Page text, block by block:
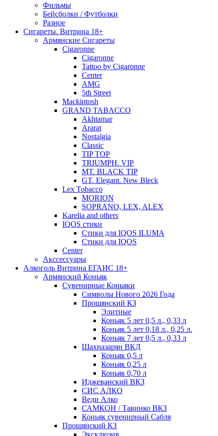
Фильмы
Бейсболки / Футболки
Разное
Сигареты. Витрина 18+
Армянские Сигареты
Cigaronne
Cigaronne
Tattoo by Cigaronne
Center
AMG
5th Street
Mackintosh
GRAND TABACCO
Akhtamar
Ararat
Nostalgia
Classic
TIP TOP
TRIUMPH. VIP
MT. BLACK TIP
GT. Elegant. New Bleck
Lex Tobacco
MORION
SOPRANO, LEX, ALEX
Karelia and others
IQOS стики
Стики для IQOS ILUMA
Стики для IQOS
Сenter
Акссессуары
Алкоголь Витрина ЕГАИС 18+
Армянский Коньяк
Сувенирные Коньяки
Символы Нового 2026 Года
Прошянский КЗ
Элитные
Коньяк 5 лет 0,5 л., 0,33 л
Коньяк 5 лет 0,18 л., 0,25 л.
Коньяк 7 лет 0,5 л., 0,33 л
Шахназарян ВКД
Коньяк 0,5 л
Коньяк 0,25 л
Коньяк 0,70 л
Иджеванский ВКЗ
СИС АЛКО
Веди Алко
САМКОН / Тавинко ВКЗ
Коньяк сувенирный Сабля
Прошянский КЗ
Эксклюзив